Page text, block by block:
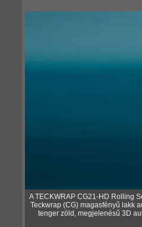
A TECKWRAP CG21-HD Rolling
Teckwrap (CG) magasfényű lakk
tenger zöld, megjelenésű 3D